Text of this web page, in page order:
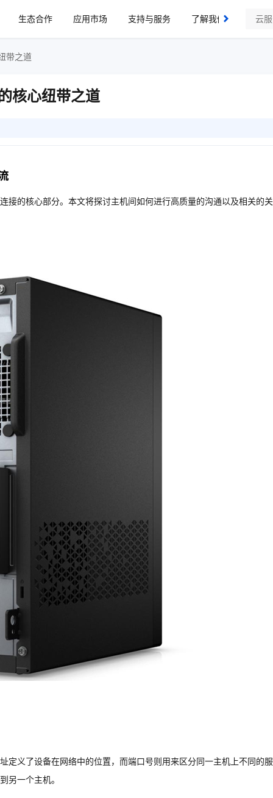
生态合作 应用市场 支持与服务 了解我们
带之道
核心纽带之道
接的核心部分。本文将探讨主机间如何进行高质量的沟通以及相关的
定义了设备在网络中的位置，而端口号则用来区分同一主机上不同的
另一个主机。